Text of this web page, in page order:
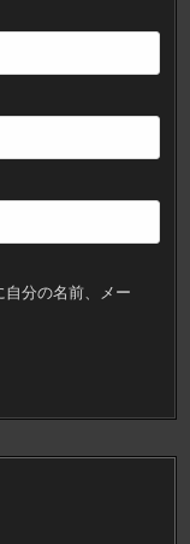
分の名前、メー